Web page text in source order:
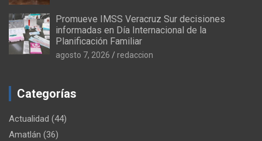
Promueve IMSS Veracruz Sur decisiones
informadas en Día Internacional de la
Planificación Familiar
agosto 7, 2026 redaccion
Categorías
Actualidad (44)
Amatlán (36)